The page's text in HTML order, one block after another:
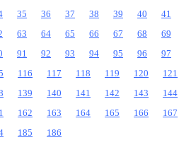
35 36 37 38 39 40
41
63 64 65 66 67 68
69
91 92 93 94 95 96
97
116 117 118 119 120
121
139 140 141 142 143
144
162 163 164 165 166
167
185 186